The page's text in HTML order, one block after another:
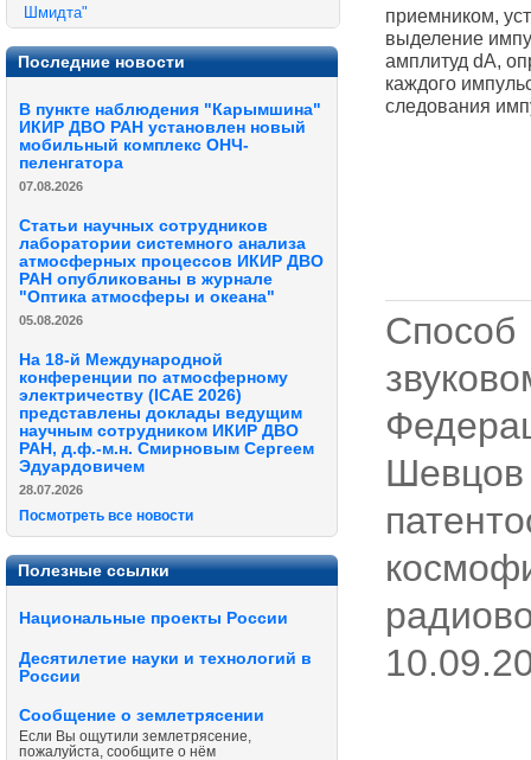
Шмидта"
Последние новости
В пункте наблюдения "Карымшина"
ИКИР ДВО РАН установлен новый
мобильный комплекс ОНЧ-
пеленгатора
07.08.2026
Статьи научных сотрудников
лаборатории системного анализа
атмосферных процессов ИКИР ДВО
РАН опубликованы в журнале
"Оптика атмосферы и океана"
05.08.2026
На 18-й Международной
конференции по атмосферному
электричеству (ICAE 2026)
представлены доклады ведущим
научным сотрудником ИКИР ДВО
РАН, д.ф.-м.н. Смирновым Сергеем
Эдуардовичем
28.07.2026
Посмотреть все новости
Полезные ссылки
Национальные проекты России
Десятилетие науки и технологий в
России
Сообщение о землетрясении
Если Вы ощутили землетрясение,
пожалуйста, сообщите о нём
приемником,
выделение
амплитуд dA,
каждого
следования
Способ